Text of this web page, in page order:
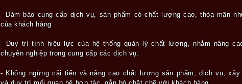
- Đảm bảo cung cấp dịch vụ, sản phẩm có chất lượng cao, thỏa mãn
của khách hàng
- Duy trì tính hiệu lực của hệ thống quản lý chất lượng, nhằm nâng
chuyên nghiệp trong cung cấp các dịch vụ.
- Không ngừng cải tiến và nâng cao chất lượng sản phẩm, dịch vụ, xây
và duy trì mối quan hệ hợp tác, gắn bó chặt chẽ với khách hàng.